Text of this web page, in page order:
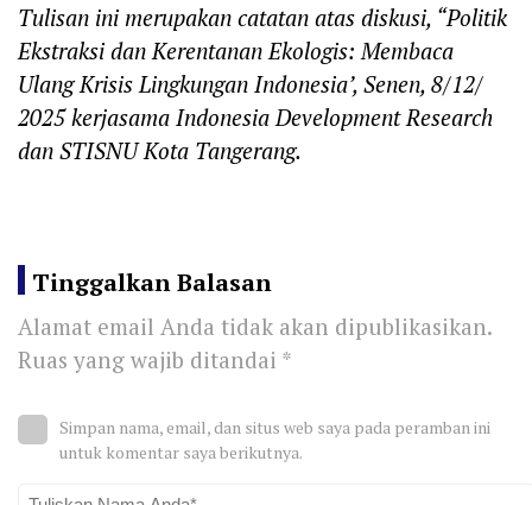
Tulisan ini merupakan catatan atas diskusi, “Politik
Ekstraksi dan Kerentanan Ekologis: Membaca
Ulang Krisis Lingkungan Indonesia’, Senen, 8/12/
2025 kerjasama Indonesia Development Research
dan STISNU Kota Tangerang.
Tinggalkan Balasan
Alamat email Anda tidak akan dipublikasikan.
Ruas yang wajib ditandai *
Simpan nama, email, dan situs web saya pada peramban ini
untuk komentar saya berikutnya.